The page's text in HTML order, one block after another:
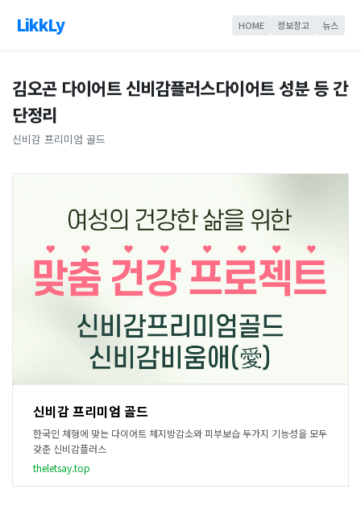
LikkLy HOME 정보창고 뉴스
김오곤 다이어트 신비감플러스다이어트 성분 등 간
단정리
신비감 프리미엄 골드
신비감 프리미엄 골드
한국인 체형에 맞는 다이어트 체지방감소와 피부보습 두가지 기능성을 모두
갖춘 신비감플러스
theletsay.top